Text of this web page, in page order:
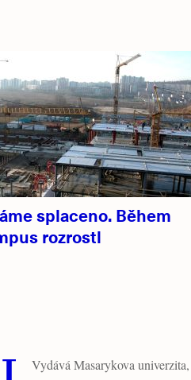
splaceno. Během
rozrostl
VydáváMasarykova univerzita